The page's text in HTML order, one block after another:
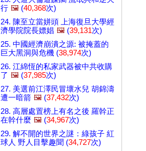
行 🖼️ (40,368次)
24. 陳至立當姘頭 上海復旦大學經
濟學院院長嫖娼 🖼️ (39,131次)
25. 中國經濟崩潰之源: 被掩蓋的
巨大黑洞與危機 (38,974次)
26. 江綿恆的私家武器被中共收購
了 🖼️ (37,985次)
27. 美選前江澤民冒壞水兒 胡錦濤
遭一暗箭 🖼️ (37,432次)
28. 高層處置榜上有名之後 羅幹正
在幹什麼 🖼️ (34,967次)
29. 解不開的世界之謎：綠孩子 紅
球人 野人目擊趣聞 (34,727次)